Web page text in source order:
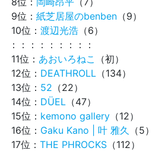
9位： 紙芝居屋のbenben （9）
10位： 渡辺光浩 （6）
：：：：：：：：：
11位： あおいろねこ
（初）
12位： DEATHROLL （134）
13位： 52 （22）
14位： DÜEL （47）
15位： kemono gallery （12）
16位： Gaku Kano | 叶 雅久
（5）
17位： THE PHROCKS （112）